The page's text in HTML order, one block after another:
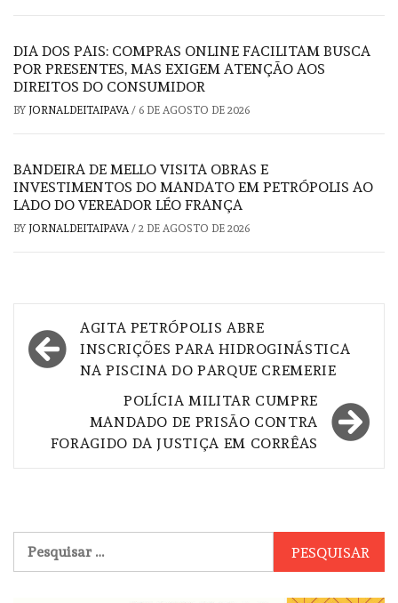
DIA DOS PAIS: COMPRAS ONLINE FACILITAM BUSCA
POR PRESENTES, MAS EXIGEM ATENÇÃO AOS
DIREITOS DO CONSUMIDOR
BY JORNALDEITAIPAVA/ 6 DE AGOSTO DE 2026
BANDEIRA DE MELLO VISITA OBRAS E
INVESTIMENTOS DO MANDATO EM PETRÓPOLIS AO
LADO DO VEREADOR LÉO FRANÇA
BY JORNALDEITAIPAVA/ 2 DE AGOSTO DE 2026
Navegação
de
AGITA PETRÓPOLIS ABRE
INSCRIÇÕES PARA HIDROGINÁSTICA
NA PISCINA DO PARQUE CREMERIE
POLÍCIA MILITAR CUMPRE
MANDADO DE PRISÃO CONTRA
FORAGIDO DA JUSTIÇA EM CORRÊAS